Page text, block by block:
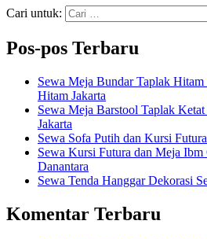
Cari untuk:
Pos-pos Terbaru
Sewa Meja Bundar Taplak
Hitam Jakarta
Sewa Meja Barstool Taplak
Jakarta
Sewa Sofa Putih dan Kursi
Sewa Kursi Futura dan Meja
Danantara
Sewa Tenda Hanggar Dekorasi
Komentar Terbaru